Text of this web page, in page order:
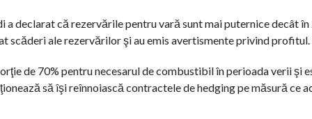
a declarat că rezervările pentru vară sunt mai puternice decât
scăderi ale rezervărilor şi au emis avertismente privind profitul.
de 70% pentru necesarul de combustibil în perioada verii şi
să îşi reînnoiască contractele de hedging pe măsură ce